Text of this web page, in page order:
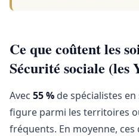
Ce que coûtent les
Sécurité sociale (les
Avec 55 % de spécialistes
figure parmi les territoires
fréquents. En moyenne,